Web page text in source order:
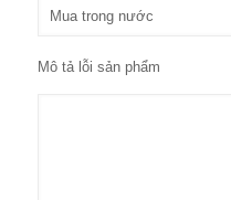
Mô tả lỗi sản phẩm